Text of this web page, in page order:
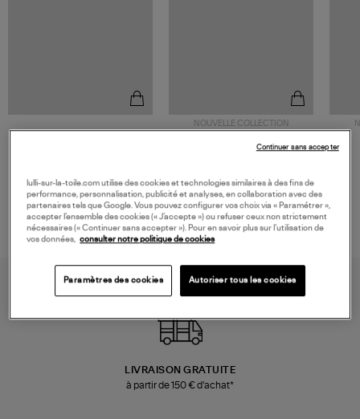
NOUVELLE COLLECTION
Mocassins Killian Sport
LIVRAISON GRATUITE
à partir de 150 € d'achat*
lulli-sur-la-toile.com utilise des cookies et technologies similaires à des fins de
performance, personnalisation, publicité et analyses, en collaboration avec des
partenaires tels que Google. Vous pouvez configurer vos choix via « Paramétrer »,
accepter l’ensemble des cookies (« J’accepte ») ou refuser ceux non strictement
nécessaires (« Continuer sans accepter »). Pour en savoir plus sur l’utilisation de
vos données, consulter notre politique de cookies
Paramètres des cookies Autoriser tous les cookies
Continuer sans accepter